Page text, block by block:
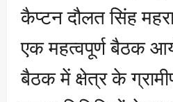
कैप्टन दौलत सिंह
एक महत्वपूर्ण बैठक
बैठक में क्षेत्र के